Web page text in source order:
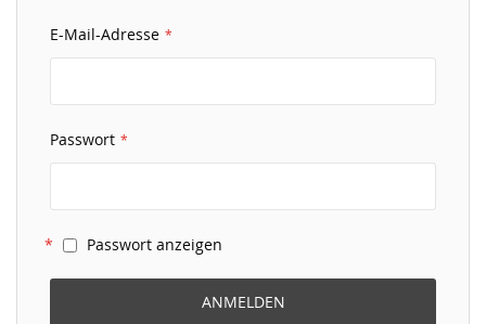
E-Mail-Adresse
Passwort
Passwort anzeigen
ANMELDEN